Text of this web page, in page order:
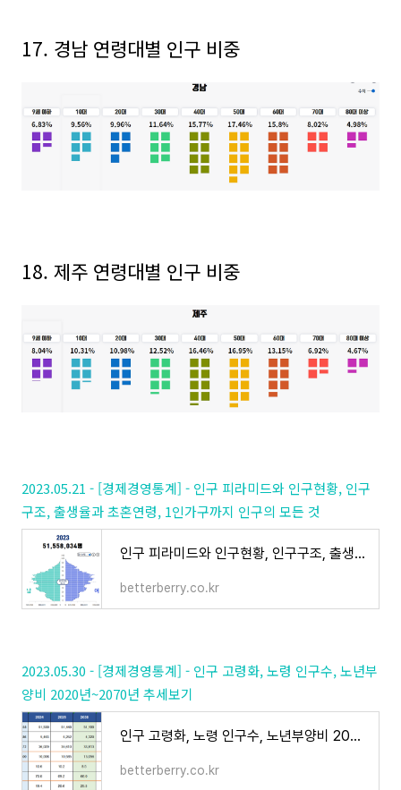
17. 경남 연령대별 인구 비중
18. 제주 연령대별 인구 비중
2023.05.21 - [경제경영통계] - 인구 피라미드와 인구현황, 인구
구조, 출생율과 초혼연령, 1인가구까지 인구의 모든 것
인구 피라미드와 인구현황, 인구구조, 출생율과 초혼연령, 1인가구까지 인구의 모든 것
betterberry.co.kr
2023.05.30 - [경제경영통계] - 인구 고령화, 노령 인구수, 노년부
양비 2020년~2070년 추세보기
인구 고령화, 노령 인구수, 노년부양비 2020년~2070년 추세보기
betterberry.co.kr